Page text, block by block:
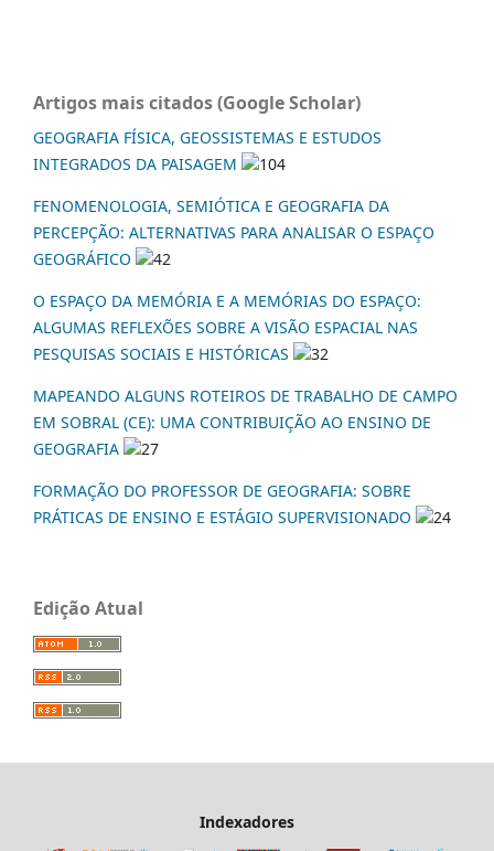
Artigos mais citados (Google Scholar)
GEOGRAFIA FÍSICA, GEOSSISTEMAS E ESTUDOS
INTEGRADOS DA PAISAGEM
104
FENOMENOLOGIA, SEMIÓTICA E GEOGRAFIA DA
PERCEPÇÃO: ALTERNATIVAS PARA ANALISAR O ESPAÇO
GEOGRÁFICO
42
O ESPAÇO DA MEMÓRIA E A MEMÓRIAS DO ESPAÇO:
ALGUMAS REFLEXÕES SOBRE A VISÃO ESPACIAL NAS
PESQUISAS SOCIAIS E HISTÓRICAS
32
MAPEANDO ALGUNS ROTEIROS DE TRABALHO DE CAMPO
EM SOBRAL (CE): UMA CONTRIBUIÇÃO AO ENSINO DE
GEOGRAFIA
27
FORMAÇÃO DO PROFESSOR DE GEOGRAFIA: SOBRE
PRÁTICAS DE ENSINO E ESTÁGIO SUPERVISIONADO
24
Edição Atual
Indexadores